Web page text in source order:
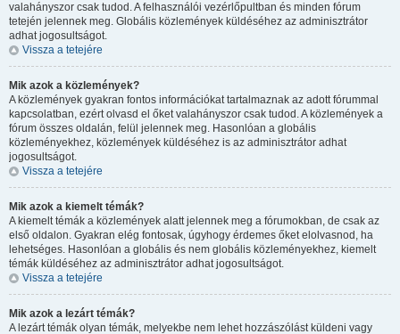
valahányszor csak tudod. A felhasználói vezérlőpultban és minden fórum
tetején jelennek meg. Globális közlemények küldéséhez az adminisztrátor
adhat jogosultságot.
Vissza a tetejére
Mik azok a közlemények?
A közlemények gyakran fontos információkat tartalmaznak az adott fórummal
kapcsolatban, ezért olvasd el őket valahányszor csak tudod. A közlemények a
fórum összes oldalán, felül jelennek meg. Hasonlóan a globális
közleményekhez, közlemények küldéséhez is az adminisztrátor adhat
jogosultságot.
Vissza a tetejére
Mik azok a kiemelt témák?
A kiemelt témák a közlemények alatt jelennek meg a fórumokban, de csak az
első oldalon. Gyakran elég fontosak, úgyhogy érdemes őket elolvasnod, ha
lehetséges. Hasonlóan a globális és nem globális közleményekhez, kiemelt
témák küldéséhez az adminisztrátor adhat jogosultságot.
Vissza a tetejére
Mik azok a lezárt témák?
A lezárt témák olyan témák, melyekbe nem lehet hozzászólást küldeni vagy